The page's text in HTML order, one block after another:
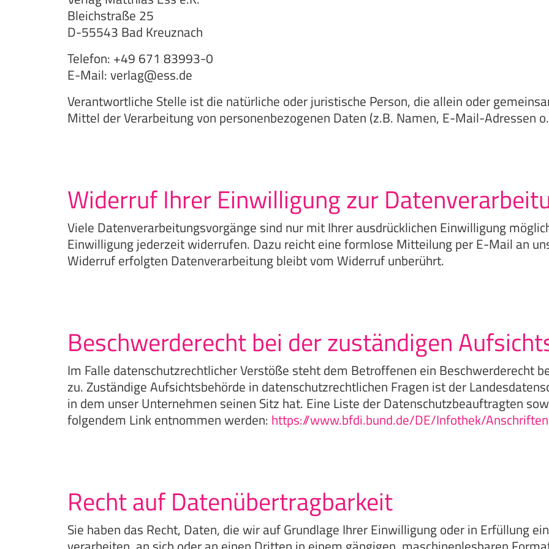
Bleichstraße 25
D-55543 Bad Kreuznach
Telefon: +49 671 83993-0
E-Mail: verlag@ess.de
Verantwortliche Stelle ist die natürliche oder juristische Person, die allein oder
Mittel der Verarbeitung von personenbezogenen Daten (z.B. Namen, E-Mail-Adressen
Widerruf Ihrer Einwilligung zur
Viele Datenverarbeitungsvorgänge sind nur mit Ihrer ausdrücklichen Einwilligung
Einwilligung jederzeit widerrufen. Dazu reicht eine formlose Mitteilung per E-Mail an
Widerruf erfolgten Datenverarbeitung bleibt vom Widerruf unberührt.
Beschwerderecht bei der zuständigen
Im Falle datenschutzrechtlicher Verstöße steht dem Betroffenen ein Beschwerderecht
zu. Zuständige Aufsichtsbehörde in datenschutzrechtlichen Fragen ist der
in dem unser Unternehmen seinen Sitz hat. Eine Liste der Datenschutzbeauftragten
folgendem Link entnommen werden: https://www.bfdi.bund.de/DE/Infothek/
Recht auf Datenübertragbarkeit
Sie haben das Recht, Daten, die wir auf Grundlage Ihrer Einwilligung oder in Erfüllung